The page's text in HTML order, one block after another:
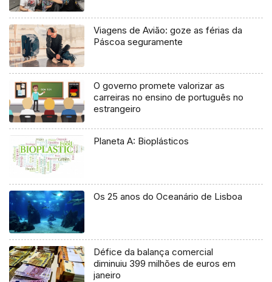
Viagens de Avião: goze as férias da
Páscoa seguramente
O governo promete valorizar as
carreiras no ensino de português no
estrangeiro
Planeta A: Bioplásticos
Os 25 anos do Oceanário de Lisboa
Défice da balança comercial
diminuiu 399 milhões de euros em
janeiro